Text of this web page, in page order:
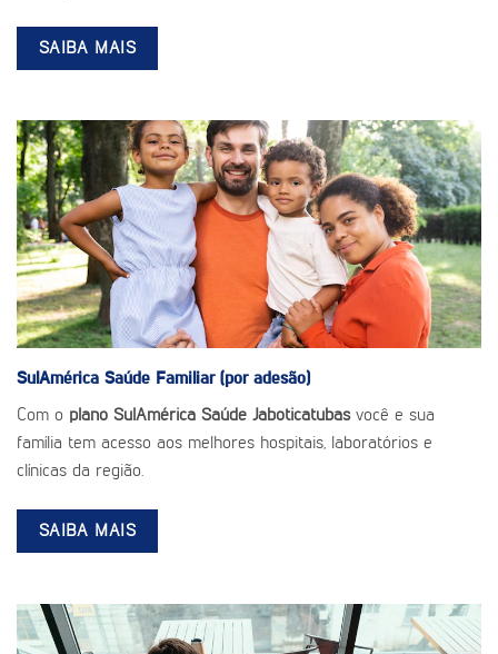
SAIBA MAIS
SulAmérica Saúde Familiar (por adesão)
Com o plano SulAmérica Saúde Jaboticatubas você e sua
família tem acesso aos melhores hospitais, laboratórios e
clínicas da região.
SAIBA MAIS